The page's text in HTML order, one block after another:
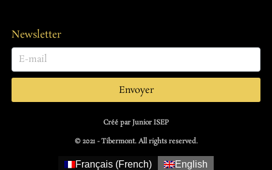
Newsletter
Envoyer
Créé par Junior ISEP
© 2021 - Tibermont. All rights reserved.
Français (French)
English